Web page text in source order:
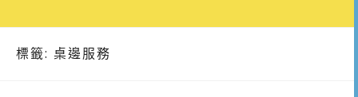
標籤: 桌邊服務